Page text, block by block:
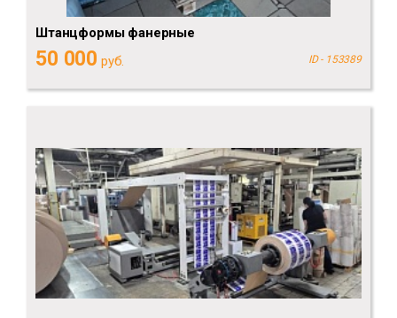
Штанцформы фанерные
50 000 руб. ID - 153389